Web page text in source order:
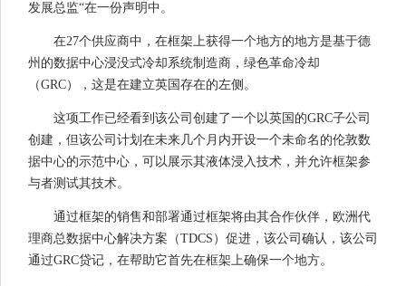
发展总监“在一份声明中。
在27个供应商中，在框架上获得一个地方的地方是基于德
州的数据中心浸没式冷却系统制造商，绿色革命冷却
（GRC），这是在建立英国存在的左侧。
这项工作已经看到该公司创建了一个以英国的GRC子公司
创建，但该公司计划在未来几个月内开设一个未命名的伦敦数
据中心的示范中心，可以展示其液体浸入技术，并允许框架参
与者测试其技术。
通过框架的销售和部署通过框架将由其合作伙伴，欧洲代
理商总数据中心解决方案（TDCS）促进，该公司确认，该公司
通过GRC贷记，在帮助它首先在框架上确保一个地方。